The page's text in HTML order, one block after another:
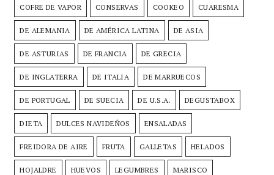
COFRE DE VAPOR CONSERVAS COOKEO CUARESMA
DE ALEMANIA DE AMÉRICA LATINA DE ASIA
DE ASTURIAS DE FRANCIA DE GRECIA
DE INGLATERRA DE ITALIA DE MARRUECOS
DE PORTUGAL DE SUECIA DE U.S.A. DEGUSTABOX
DIETA DULCES NAVIDEÑOS ENSALADAS
FREIDORA DE AIRE FRUTA GALLETAS HELADOS
HOJALDRE HUEVOS LEGUMBRES MARISCO